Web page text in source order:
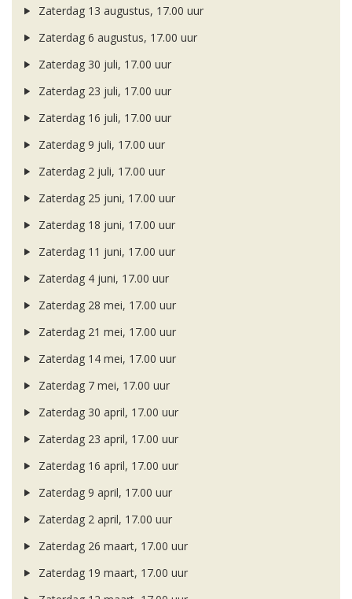
Zaterdag 13 augustus, 17.00 uur
Zaterdag 6 augustus, 17.00 uur
Zaterdag 30 juli, 17.00 uur
Zaterdag 23 juli, 17.00 uur
Zaterdag 16 juli, 17.00 uur
Zaterdag 9 juli, 17.00 uur
Zaterdag 2 juli, 17.00 uur
Zaterdag 25 juni, 17.00 uur
Zaterdag 18 juni, 17.00 uur
Zaterdag 11 juni, 17.00 uur
Zaterdag 4 juni, 17.00 uur
Zaterdag 28 mei, 17.00 uur
Zaterdag 21 mei, 17.00 uur
Zaterdag 14 mei, 17.00 uur
Zaterdag 7 mei, 17.00 uur
Zaterdag 30 april, 17.00 uur
Zaterdag 23 april, 17.00 uur
Zaterdag 16 april, 17.00 uur
Zaterdag 9 april, 17.00 uur
Zaterdag 2 april, 17.00 uur
Zaterdag 26 maart, 17.00 uur
Zaterdag 19 maart, 17.00 uur